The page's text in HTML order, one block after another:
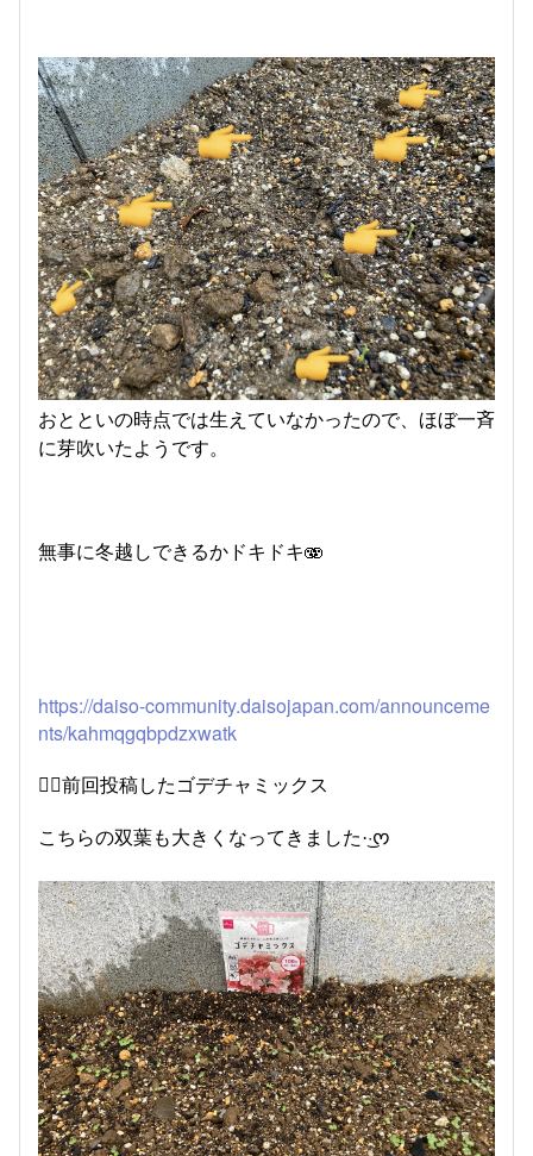
おとといの時点では生えていなかったので、ほぼ一斉
に芽吹いたようです。
無事に冬越しできるかドキドキ🫨
https://daiso-community.daisojapan.com/announceme
nts/kahmqgqbpdzxwatk
👆🏻前回投稿したゴデチャミックス
こちらの双葉も大きくなってきました·͜·ᰔ